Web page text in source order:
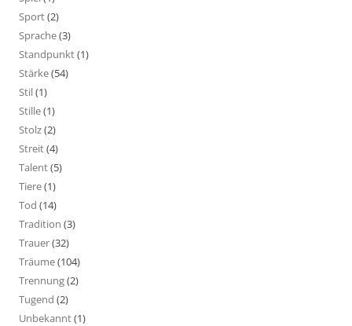
Sport(2)
Sprache(3)
Standpunkt(1)
Stärke(54)
Stil(1)
Stille(1)
Stolz(2)
Streit(4)
Talent(5)
Tiere(1)
Tod (14)
Tradition (3)
Trauer(32)
Träume(104)
Trennung(2)
Tugend (2)
Unbekannt(1)